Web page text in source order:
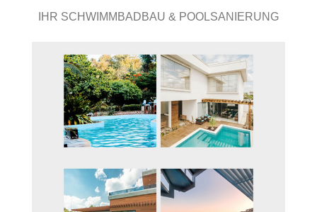
IHR SCHWIMMBADBAU & POOLSANIERUNG